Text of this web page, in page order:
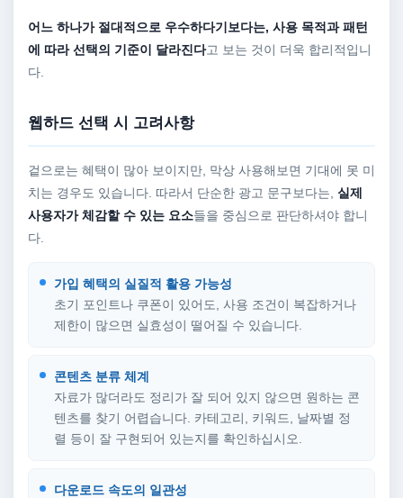
어느 하나가 절대적으로 우수하다기보다는, 사용 목적과 패턴
에 따라 선택의 기준이 달라진다고 보는 것이 더욱 합리적입니
다.
웹하드 선택 시 고려사항
겉으로는 혜택이 많아 보이지만, 막상 사용해보면 기대에 못 미
치는 경우도 있습니다. 따라서 단순한 광고 문구보다는, 실제
사용자가 체감할 수 있는 요소들을 중심으로 판단하셔야 합니
다.
가입 혜택의 실질적 활용 가능성
초기 포인트나 쿠폰이 있어도, 사용 조건이 복잡하거나
제한이 많으면 실효성이 떨어질 수 있습니다.
콘텐츠 분류 체계
자료가 많더라도 정리가 잘 되어 있지 않으면 원하는 콘
텐츠를 찾기 어렵습니다. 카테고리, 키워드, 날짜별 정
렬 등이 잘 구현되어 있는지를 확인하십시오.
다운로드 속도의 일관성